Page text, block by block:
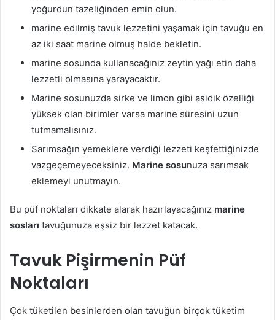
yoğurdun tazeliğinden emin olun.
marine edilmiş tavuk lezzetini yaşamak için tavuğu en
az iki saat marine olmuş halde bekletin.
marine sosunda kullanacağınız zeytin yağı etin daha
lezzetli olmasına yarayacaktır.
Marine sosunuzda sirke ve limon gibi asidik özelliği
yüksek olan birimler varsa marine süresini uzun
tutmamalısınız.
Sarımsağın yemeklere verdiği lezzeti keşfettiğinizde
vazgeçemeyeceksiniz. Marine sosunuza sarımsak
eklemeyi unutmayın.
Bu püf noktaları dikkate alarak hazırlayacağınız marine
sosları tavuğunuza eşsiz bir lezzet katacak.
Tavuk Pişirmenin Püf
Noktaları
Çok tüketilen besinlerden olan tavuğun birçok tüketim